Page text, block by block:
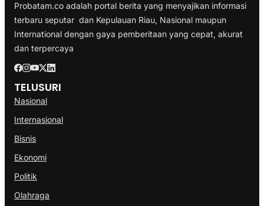
Probatam.co adalah portal berita yang menyajikan informasi
terbaru seputar dan Kepulauan Riau, Nasional maupun
International dengan gaya pemberitaan yang cepat, akurat
dan terpercaya
TELUSURI
Nasional
Internasional
Bisnis
Ekonomi
Politik
Olahraga